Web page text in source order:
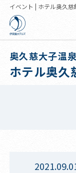
イベント | ホテル奥久慈
奥久慈大子温
ホテル奥久